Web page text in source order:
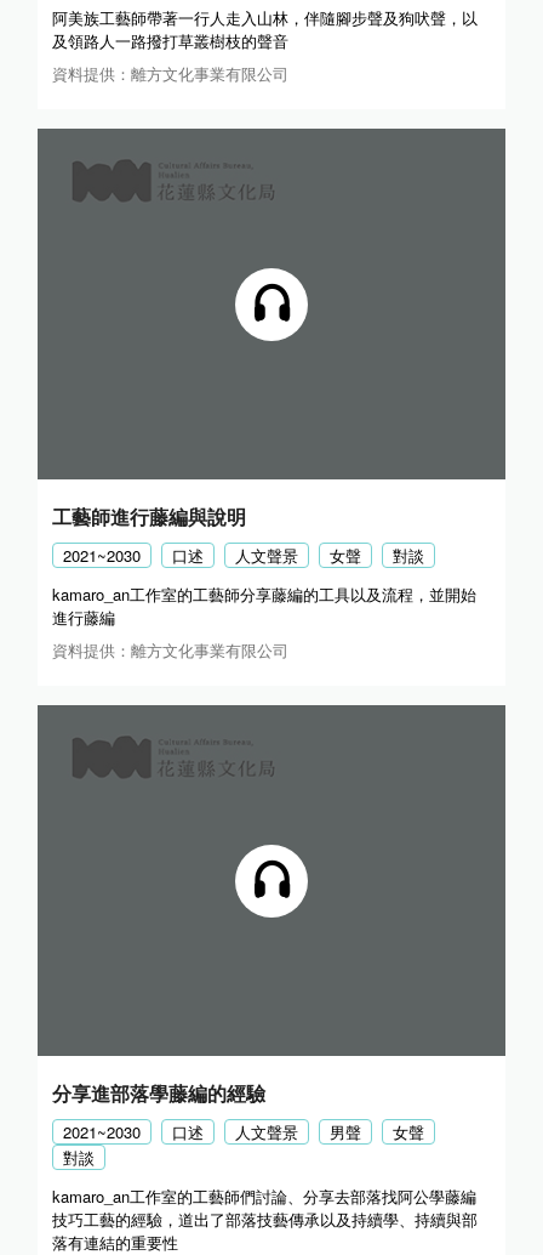
阿美族工藝師帶著一行人走入山林，伴隨腳步聲及狗吠聲，以
及領路人一路撥打草叢樹枝的聲音
資料提供：離方文化事業有限公司
工藝師進行藤編與說明
2021~2030 口述 人文聲景 女聲
對談
kamaro_an工作室的工藝師分享藤編的工具以及流程，並開始
進行藤編
資料提供：離方文化事業有限公司
分享進部落學藤編的經驗
2021~2030 口述 人文聲景 男聲
女聲
對談
kamaro_an工作室的工藝師們討論、分享去部落找阿公學藤編
技巧工藝的經驗，道出了部落技藝傳承以及持續學、持續與部
落有連結的重要性